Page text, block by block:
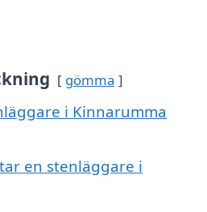
gömma
i Kinnarumma
en stenläggare i